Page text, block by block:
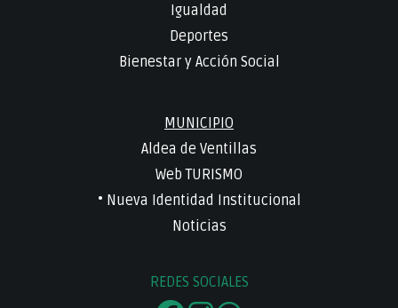
Igualdad
Deportes
Bienestar y Acción Social
MUNICIPIO
Aldea de Ventillas
Web TURISMO
• Nueva Identidad Institucional
Noticias
REDES SOCIALES